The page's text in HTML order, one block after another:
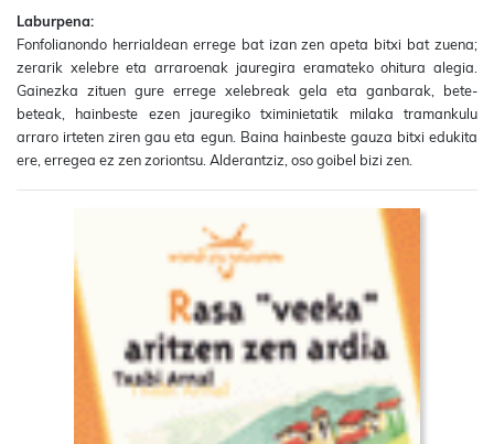
Laburpena:
Fonfolianondo herrialdean errege bat izan zen apeta bitxi bat zuena;
zerarik xelebre eta arraroenak jauregira eramateko ohitura alegia.
Gainezka zituen gure errege xelebreak gela eta ganbarak, bete-
beteak, hainbeste ezen jauregiko tximinietatik milaka tramankulu
arraro irteten ziren gau eta egun. Baina hainbeste gauza bitxi edukita
ere, erregea ez zen zoriontsu. Alderantziz, oso goibel bizi zen.